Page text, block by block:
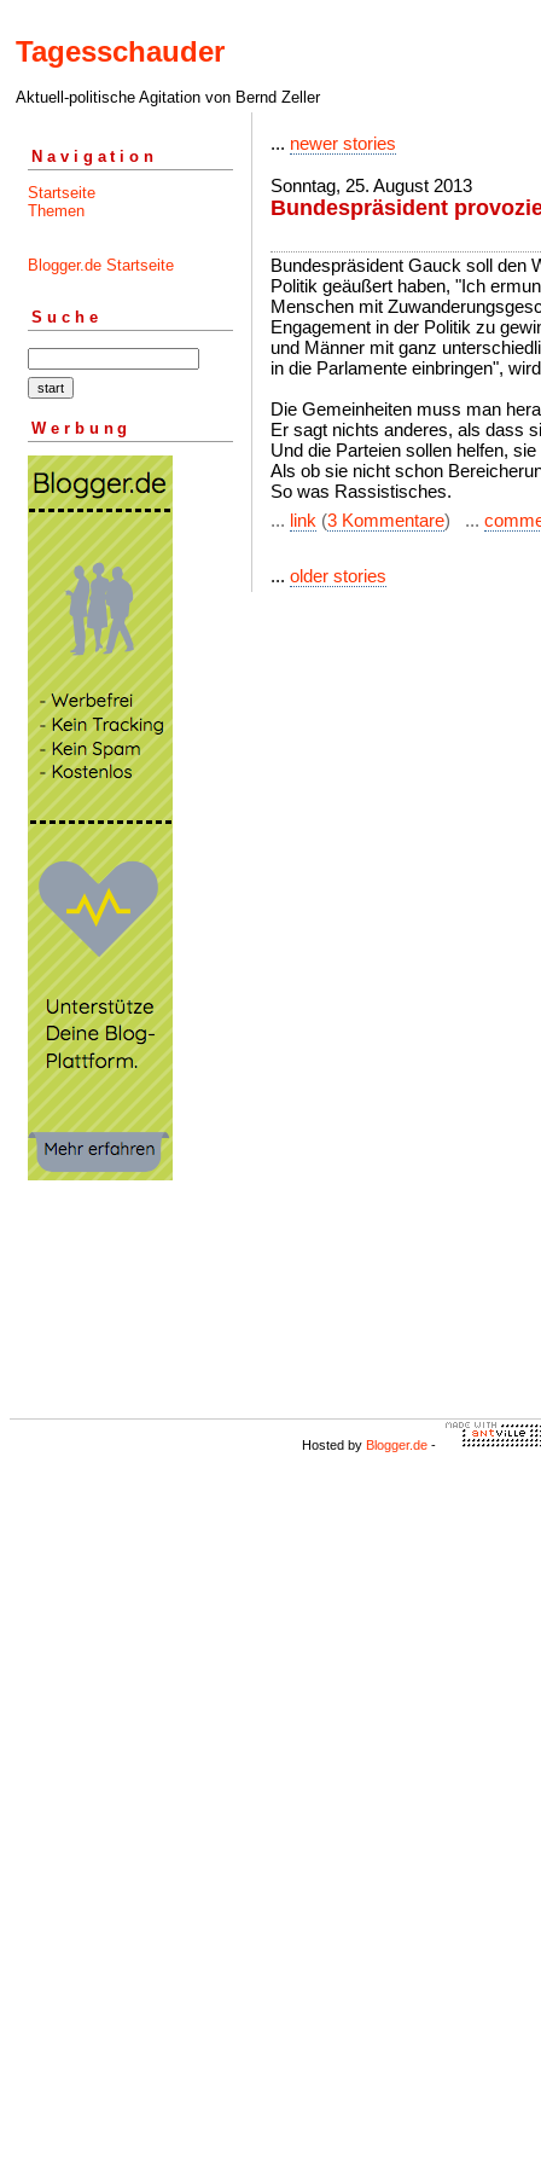
Tagesschauder
Aktuell-politische Agitation von Bernd Zeller
Navigation
Startseite
Themen
Blogger.de Startseite
Suche
Werbung
... newer stories
Sonntag, 25. August 2013
Bundespräsident
Bundespräsident Gauck soll den
Politik geäußert haben, "Ich
Menschen mit
Engagement in der Politik zu
und Männer mit ganz
in die Parlamente einbringen",
Die Gemeinheiten muss man
Er sagt nichts anderes, als dass
Und die Parteien sollen helfen,
Als ob sie nicht schon
So was Rassistisches.
... link (3 Kommentare) ...
... older stories
Hosted by Blogger.de -